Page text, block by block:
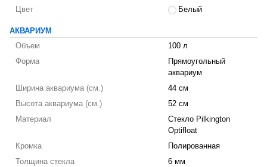
Цвет
Белый
АКВАРИУМ
Объем
100 л
Форма
Прямоугольный
аквариум
Ширина аквариума (см.)
44 см
Высота аквариума (см.)
52 см
Материал
Стекло Pilkington
Optifloat
Кромка
Полированная
Толщина стекла
6 мм